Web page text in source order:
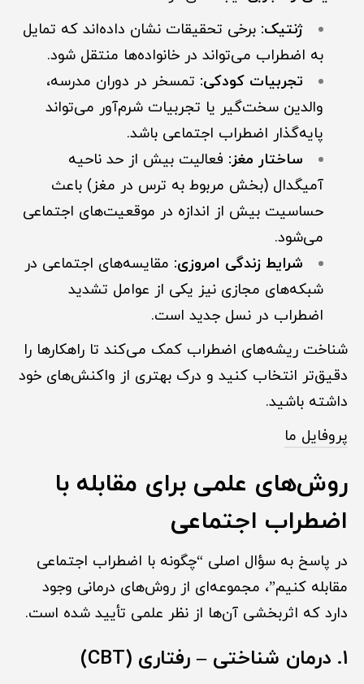
ژنتیک: برخی تحقیقات نشان داده‌اند که تمایل
به اضطراب می‌تواند در خانواده‌ها منتقل شود.
تجربیات کودکی: تمسخر در دوران مدرسه،
والدین سخت‌گیر یا تجربیات شرم‌آور می‌تواند
پایه‌گذار اضطراب اجتماعی باشد.
ساختار مغز: فعالیت بیش از حد ناحیه
آمیگدال (بخش مربوط به ترس در مغز) باعث
حساسیت بیش از اندازه در موقعیت‌های اجتماعی
می‌شود.
شرایط زندگی امروزی: مقایسه‌های اجتماعی در
شبکه‌های مجازی نیز یکی از عوامل تشدید
اضطراب در نسل جدید است.
شناخت ریشه‌های اضطراب کمک می‌کند تا راهکارها را
دقیق‌تر انتخاب کنید و درک بهتری از واکنش‌های خود
داشته باشید.
پروفایل ما
روش‌های علمی برای مقابله با
اضطراب اجتماعی
در پاسخ به سؤال اصلی “چگونه با اضطراب اجتماعی
مقابله کنیم”، مجموعه‌ای از روش‌های درمانی وجود
دارد که اثربخشی آن‌ها از نظر علمی تأیید شده است.
1. درمان شناختی – رفتاری (CBT)